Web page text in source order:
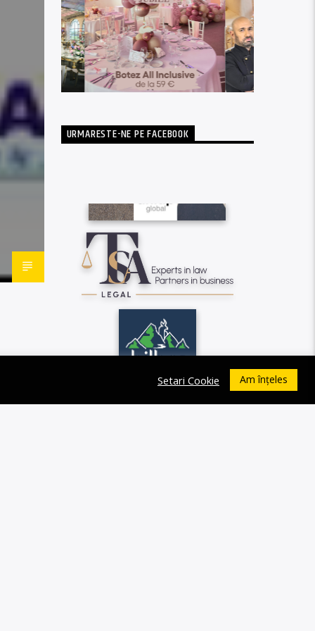
URMARESTE-NE PE FACEBOOK
Setari Cookie Am înțeles